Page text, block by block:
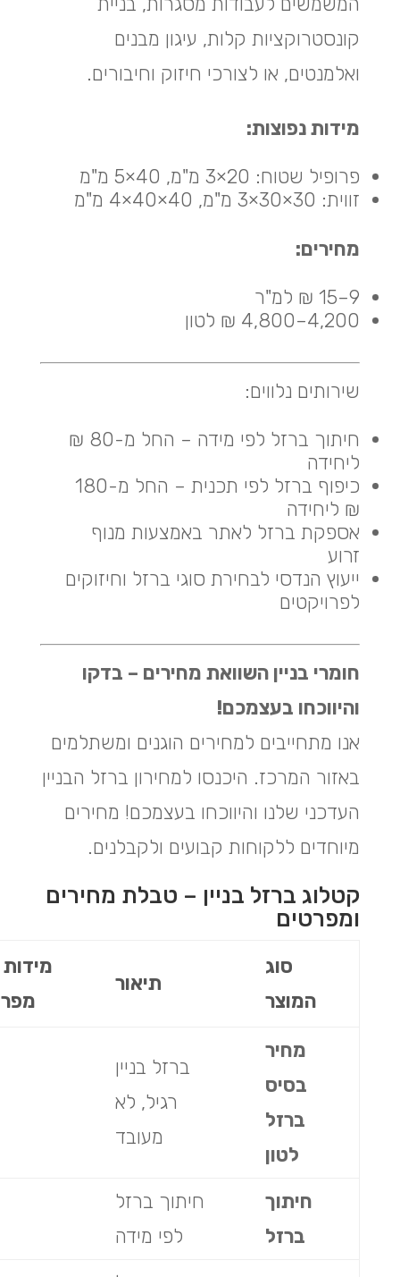
קונסטרוקציות קלות, עיגון מבנים
ואלמנטים, או לצורכי חיזוק וחיבורים.
מידות נפוצות:
פרופיל שטוח: 20×3 מ"מ, 40×5 מ"מ
זווית: 30×30×3 מ"מ, 40×40×4 מ"מ
מחירים:
9–15 ₪ למ"ר
4,200–4,800 ₪ לטון
שירותים נלווים:
חיתוך ברזל לפי מידה – החל מ-80 ₪
ליחידה
כיפוף ברזל לפי תכנית – החל מ-180
₪ ליחידה
אספקת ברזל לאתר באמצעות מנוף
זרוע
ייעוץ הנדסי לבחירת סוגי ברזל וחיזוקים
לפרויקטים
חומרי בניין השוואת מחירים – בדקו
והיווכחו בעצמכם!
אנו מתחייבים למחירים הוגנים ומשתלמים
באזור המרכז. היכנסו למחירון ברזל הבניין
העדכני שלנו והיווכחו בעצמכם! מחירים
מיוחדים ללקוחות קבועים ולקבלנים.
קטלוג ברזל בניין – טבלת מחירים
ומפרטים
סוג
המוצר
תיאור
מחיר
בסיס
ברזל
לטון
ברזל בניין
רגיל, לא
מעובד
חיתוך
ברזל
חיתוך ברזל
לפי מידה